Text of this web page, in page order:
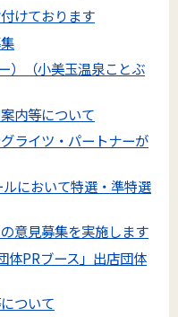
けております
）（小美玉温泉ことぶ
内等について
ライツ・パートナーが
において特選・準特選
意見募集を実施します
体PRブース」出店団体
ついて